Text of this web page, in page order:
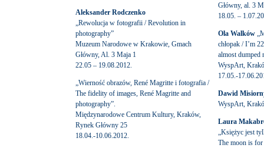
Aleksander Rodczenko
„Rewolucja w fotografii / Revolution in
photography”
Muzeum Narodowe w Krakowie, Gmach
Główny, Al. 3 Maja 1
22.05 – 19.08.2012.
„Wierność obrazów, René Magritte i fotografia /
The fidelity of images, René Magritte and
photography”.
Międzynarodowe Centrum Kultury, Kraków,
Rynek Główny 25
18.04.-10.06.2012.
Główny, al. 3
18.05. –
Ola Walków
chłopak / I’m
almost dumped
WyspArt,
17.05.-
Dawid
WyspArt,
Laura
„Księżyc jest
The moon is